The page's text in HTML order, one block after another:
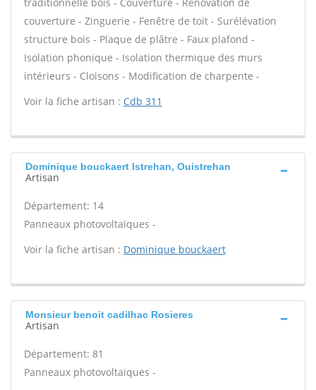
couverture - Zinguerie - Fenêtre de toit - Surélévation
structure bois - Plaque de plâtre - Faux plafond -
Isolation phonique - Isolation thermique des murs
intérieurs - Cloisons - Modification de charpente -
Voir la fiche artisan : Cdb 311
Dominique bouckaert Istrehan, Ouistrehan
Artisan
Département: 14
Panneaux photovoltaïques -
Voir la fiche artisan : Dominique bouckaert
Monsieur benoit cadilhac Rosieres
Artisan
Département: 81
Panneaux photovoltaïques -